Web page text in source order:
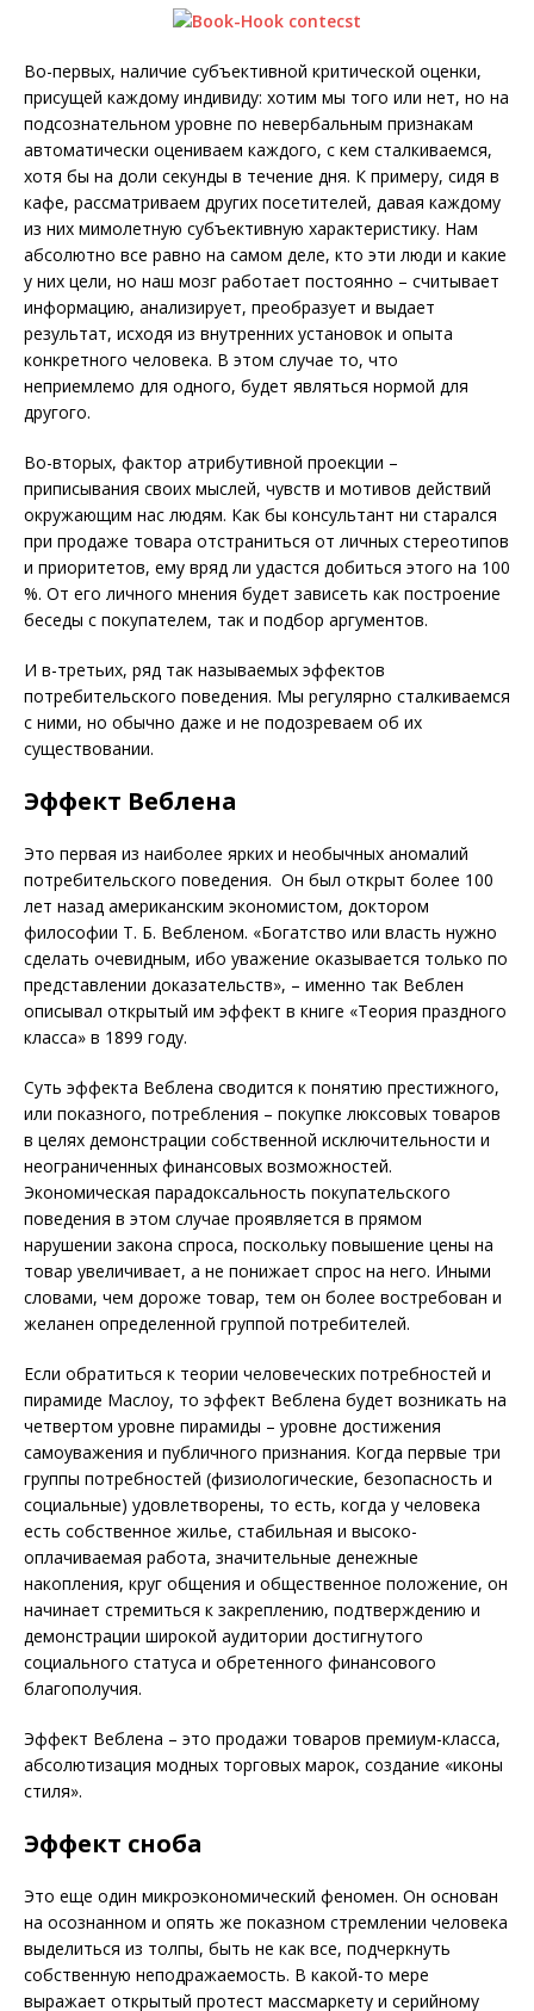
Во-первых, наличие субъективной критической оценки,
присущей каждому индивиду: хотим мы того или нет, но на
подсознательном уровне по невербальным признакам
автоматически оцениваем каждого, с кем сталкиваемся,
хотя бы на доли секунды в течение дня. К примеру, сидя в
кафе, рассматриваем других посетителей, давая каждому
из них мимолетную субъективную характеристику. Нам
абсолютно все равно на самом деле, кто эти люди и какие
у них цели, но наш мозг работает постоянно – считывает
информацию, анализирует, преобразует и выдает
результат, исходя из внутренних установок и опыта
конкретного человека. В этом случае то, что
неприемлемо для одного, будет являться нормой для
другого.
Во-вторых, фактор атрибутивной проекции –
приписывания своих мыслей, чувств и мотивов действий
окружающим нас людям. Как бы консультант ни старался
при продаже товара отстраниться от личных стереотипов
и приоритетов, ему вряд ли удастся добиться этого на 100
%. От его личного мнения будет зависеть как построение
беседы с покупателем, так и подбор аргументов.
И в-третьих, ряд так называемых эффектов
потребительского поведения. Мы регулярно сталкиваемся
с ними, но обычно даже и не подозреваем об их
существовании.
Эффект Веблена
Это первая из наиболее ярких и не­обычных аномалий
потребительского поведения. Он был открыт более 100
лет назад американским экономистом, доктором
философии Т. Б. Вебленом. «Богатство или власть нужно
сделать очевидным, ибо уважение оказывается только по
представлении доказательств», – именно так Веблен
описывал открытый им эффект в книге «Теория праздного
класса» в 1899 году.
Суть эффекта Веблена сводится к понятию престижного,
или показного, потребления – покупке люксовых товаров
в целях демонстрации собственной исключительности и
неограниченных финансовых возможностей.
Экономическая парадоксальность покупательского
поведения в этом случае проявляется в прямом
нарушении закона спроса, поскольку повышение цены на
товар увеличивает, а не понижает спрос на него. Иными
словами, чем дороже товар, тем он более востребован и
желанен определенной группой потребителей.
Если обратиться к теории человеческих потребностей и
пирамиде Маслоу, то эффект Веблена будет возникать на
четвертом уровне пирамиды – уровне достижения
самоуважения и публичного признания. Когда первые три
группы потребностей (физиологические, безопасность и
социальные) удовлетворены, то есть, когда у человека
есть собственное жилье, стабильная и высоко­
оплачиваемая работа, значительные денежные
накопления, круг общения и общественное положение, он
начинает стремиться к закреплению, подтверждению и
демонстрации широкой аудитории достигнутого
социального статуса и обретенного финансового
благополучия.
Эффект Веблена – это продажи товаров премиум-класса,
абсолютизация модных торговых марок, создание «иконы
стиля».
Эффект сноба
Это еще один микроэкономический феномен. Он основан
на осознанном и опять же показном стремлении человека
выделиться из толпы, быть не как все, подчеркнуть
собственную неподражаемость. В какой-то мере
выражает открытый протест массмаркету и серийному